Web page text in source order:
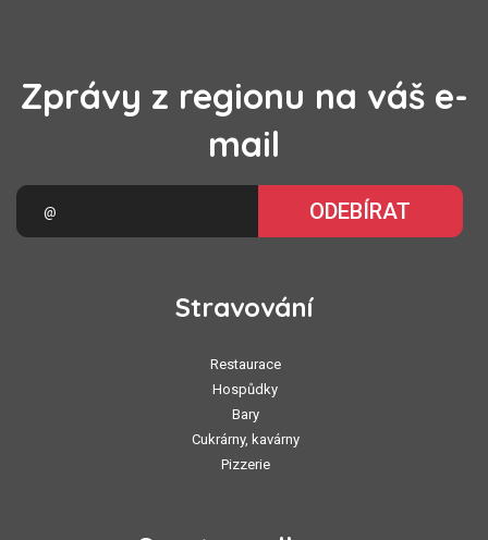
Zprávy z regionu na váš e-
mail
ODEBÍRAT
Stravování
Restaurace
Hospůdky
Bary
Cukrárny, kavárny
Pizzerie